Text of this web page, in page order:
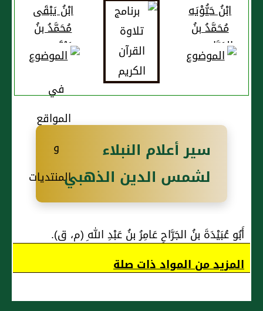
ابْنُ حَيُّوْيَه
مُحَمَّدُ بنُ
العَبَّاسِ بنِ
مُحَمَّدٍ
ابْنُ يَبْقَى
مُحَمَّدُ بنُ
يَبْقَى بنِ
زَربٍ
القُرْطُبِيُّ
سير أعلام النبلاء
لشمس الدين الذهبي
أَبُو عُبَيْدَةَ بنُ الجَرَّاحِ عَامِرُ بنُ عَبْدِ اللهِ (م، ق).
المزيد من المواد ذات صلة